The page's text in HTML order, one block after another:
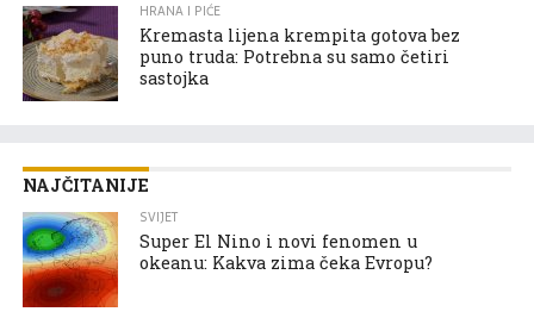
HRANA I PIĆE
Kremasta lijena krempita gotova bez
puno truda: Potrebna su samo četiri
sastojka
NAJČITANIJE
SVIJET
Super El Nino i novi fenomen u
okeanu: Kakva zima čeka Evropu?